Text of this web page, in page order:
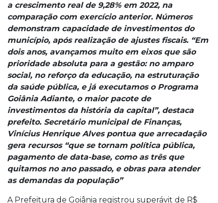
a crescimento real de 9,28% em 2022, na
comparação com exercício anterior. Números
demonstram capacidade de investimentos do
município, após realização de ajustes fiscais. “Em
dois anos, avançamos muito em eixos que são
prioridade absoluta para a gestão: no amparo
social, no reforço da educação, na estruturação
da saúde pública, e já executamos o Programa
Goiânia Adiante, o maior pacote de
investimentos da história da capital”, destaca
prefeito. Secretário municipal de Finanças,
Vinícius Henrique Alves pontua que arrecadação
gera recursos “que se tornam política pública,
pagamento de data-base, como as três que
quitamos no ano passado, e obras para atender
as demandas da população”
A Prefeitura de Goiânia registrou superávit de R$